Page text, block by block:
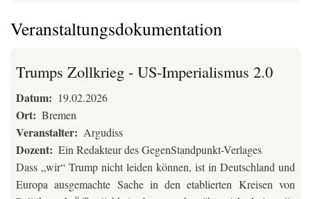
Veranstaltungsdokumentation
Trumps Zollkrieg - US-Imperialismus 2.0
Datum 19.02.2026
Ort Bremen
Veranstalter Argudiss
Dozent
Ein Redakteur des GegenStandpunkt-Verlages
Dass „wir“ Trump nicht leiden können, ist in Deutschland und
Europa ausgemachte Sache in den etablierten Kreisen von